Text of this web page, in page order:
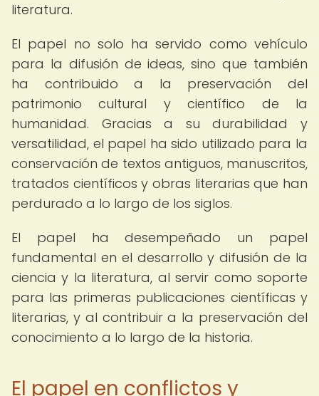
literatura.
El papel no solo ha servido como vehículo
para la difusión de ideas, sino que también
ha contribuido a la preservación del
patrimonio cultural y científico de la
humanidad. Gracias a su durabilidad y
versatilidad, el papel ha sido utilizado para la
conservación de textos antiguos, manuscritos,
tratados científicos y obras literarias que han
perdurado a lo largo de los siglos.
El papel ha desempeñado un papel
fundamental en el desarrollo y difusión de la
ciencia y la literatura, al servir como soporte
para las primeras publicaciones científicas y
literarias, y al contribuir a la preservación del
conocimiento a lo largo de la historia.
El papel en conflictos y